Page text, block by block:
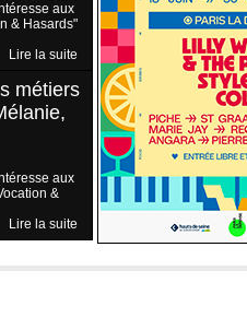
aux
& Hasards"
Lire la suite
métiers
aux
&
Lire la suite